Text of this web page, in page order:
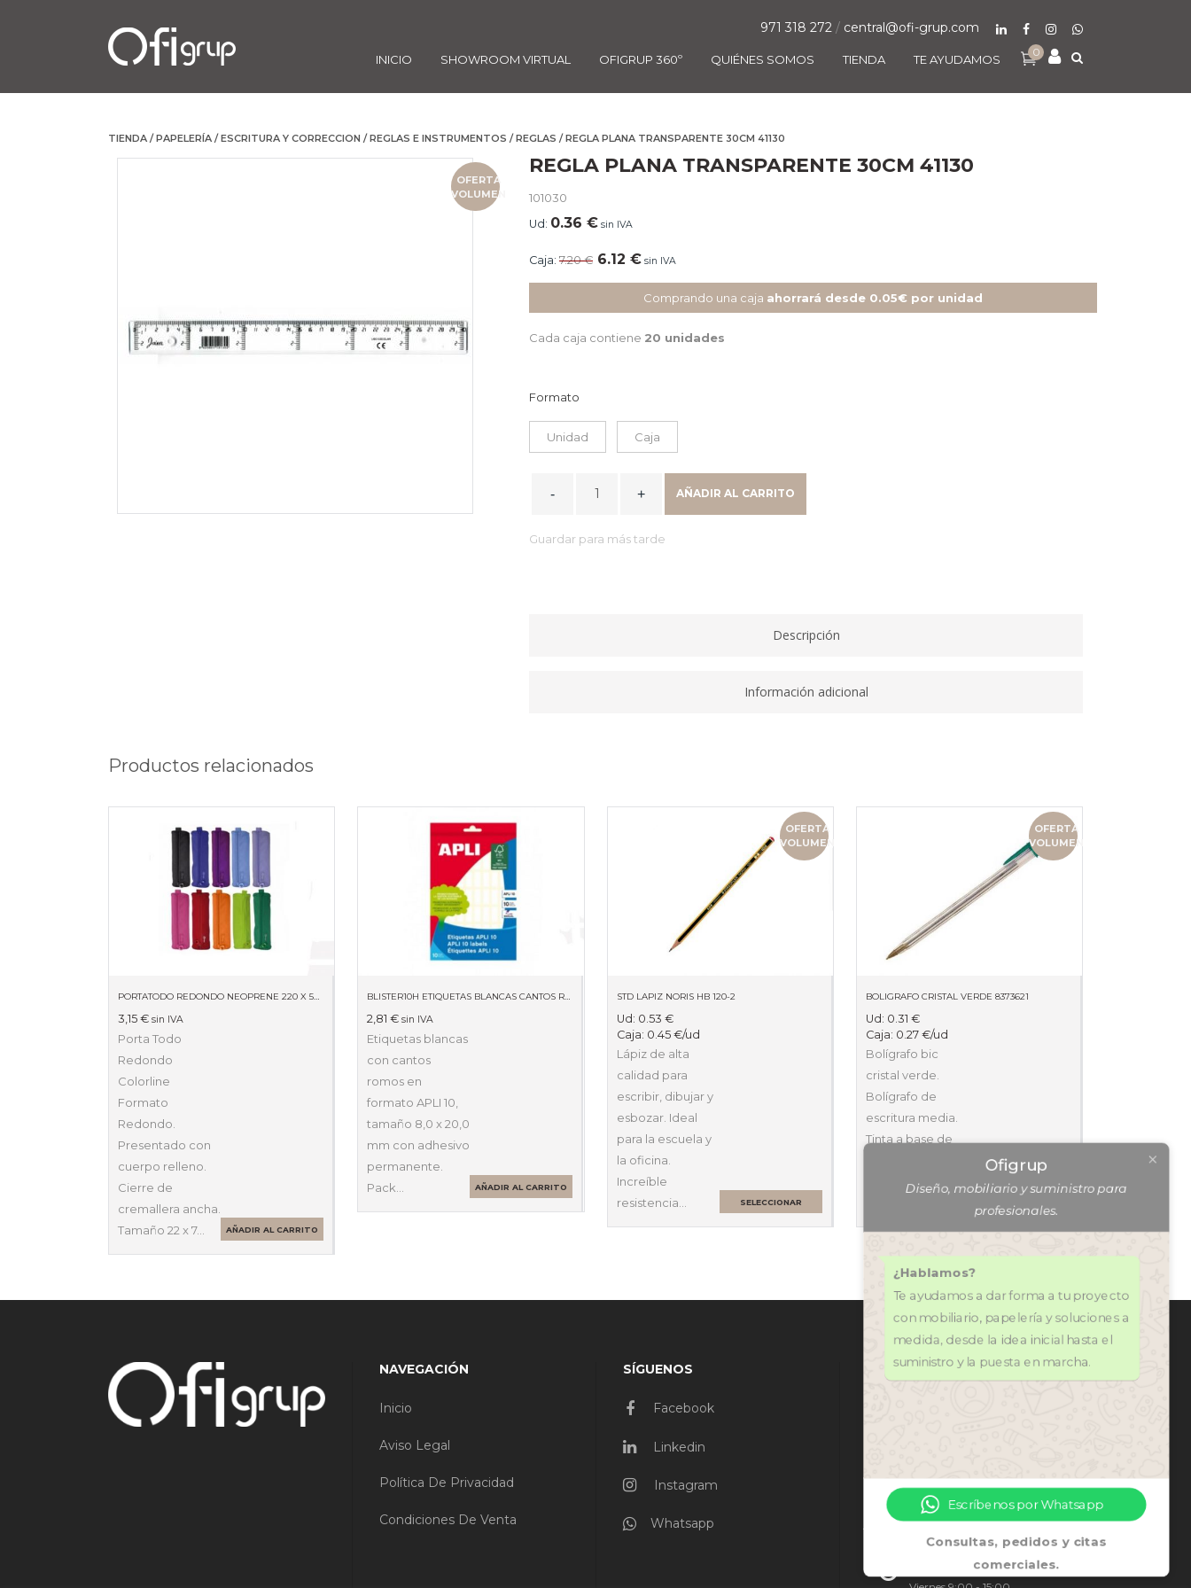
0
INICIO SHOWROOM VIRTUAL OFIGRUP 360º QUIÉNES SOMOS TIENDA TE AYUDAMOS
971 318 272 / central@ofi-grup.com
TIENDA /PAPELERÍA /ESCRITURA Y CORRECCION /REGLAS E INSTRUMENTOS /REGLAS / REGLA PLANA TRANSPARENTE 30CM 41130
OFERTA
VOLUMEN
REGLA PLANA TRANSPARENTE 30CM 41130
101030
Ud: 0.36 € sin IVA
Caja: 7.20€ 6.12 € sin IVA
Comprando una caja ahorrará desde 0.05€ por unidad
Cada caja contiene 20 unidades
Formato
Unidad Caja
30CM
AÑADIR AL CARRITO
Guardar para más tarde
Descripción
Información adicional
Productos relacionados
PORTATODO REDONDO NEOPRENE 220 X 50 X 50 59511
3,15 € sin IVA
Porta Todo
Redondo
Colorline
Formato
Redondo.
Presentado con
cuerpo relleno.
Cierre de
cremallera ancha.
Tamaño 22 x 7…
AÑADIR AL CARRITO
BLISTER10H ETIQUETAS BLANCAS CANTOS ROMOS 8 X 20MM 01633
2,81€ sin IVA
Etiquetas blancas
con cantos
romos en
formato APLI 10,
tamaño 8,0 x 20,0
mm con adhesivo
permanente.
Pack…
AÑADIR AL CARRITO
OFERTA
VOLUMEN
STD LAPIZ NORIS HB 120-2
Ud: 0.53 €
Caja: 0.45 €/ud
Lápiz de alta
calidad para
escribir, dibujar y
esbozar. Ideal
para la escuela y
la oficina.
Increíble
resistencia…
SELECCIONAR
OFERTA
VOLUMEN
BOLIGRAFO CRISTAL VERDE 8373621
Ud: 0.31 €
Caja: 0.27 €/ud
Bolígrafo bic
cristal verde.
Bolígrafo de
escritura media.
Tinta a base de
transparente que
NAVEGACIÓN
Inicio
Aviso Legal
Política De Privacidad
Condiciones De Venta
SÍGUENOS
Facebook
Linkedin
Instagram
Whatsapp
CONTÁCTANOS
C/ José Zornoza Bernabéu, 10,
Ofigrup Coworking, Despacho
n.º 4, 07800 Ibiza
Lunes - Jueves 9:00 - 17:00
profesionales.
Te ayudamos a dar forma a tu proyecto
con mobiliario, papelería y soluciones a
medida, desde la idea inicial hasta el
suministro y la puesta en marcha.
Escríbenos por Whatsapp
Consultas, pedidos y citas
comerciales.